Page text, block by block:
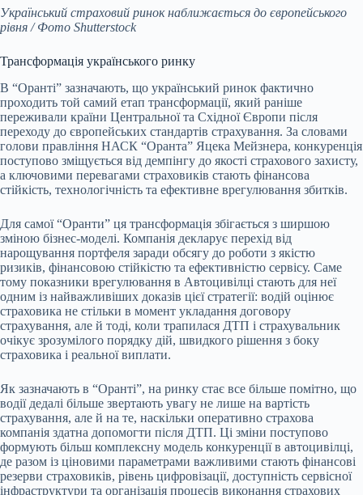
Український страховий ринок наближається до європейського
рівня / Фото Shutterstock
Трансформація українського ринку
В “Оранті” зазначають, що український ринок фактично
проходить той самий етап трансформації, який раніше
переживали країни Центральної та Східної Європи після
переходу до європейських стандартів страхування. За словами
голови правління НАСК “Оранта” Яцека Мейзнера, конкуренція
поступово зміщується від демпінгу до якості страхового захисту,
а ключовими перевагами страховиків стають фінансова
стійкість, технологічність та ефективне врегулювання збитків.
Для самої “Оранти” ця трансформація збігається з ширшою
зміною бізнес-моделі. Компанія декларує перехід від
нарощування портфеля заради обсягу до роботи з якістю
ризиків, фінансовою стійкістю та ефективністю сервісу. Саме
тому показники врегулювання в Автоцивілці стають для неї
одним із найважливіших доказів цієї стратегії: водій оцінює
страховика не стільки в момент укладання договору
страхування, але й тоді, коли трапилася ДТП і страхувальник
очікує зрозумілого порядку дій, швидкого рішення з боку
страховика і реальної виплати.
Як зазначають в “Оранті”, на ринку стає все більше помітно, що
водії дедалі більше звертають увагу не лише на вартість
страхування, але й на те, наскільки оперативно страхова
компанія здатна допомогти після ДТП. Ці зміни поступово
формують більш комплексну модель конкуренції в автоцивілці,
де разом із ціновими параметрами важливими стають фінансові
резерви страховиків, рівень цифровізації, доступність сервісної
інфраструктури та організація процесів виконання страхових